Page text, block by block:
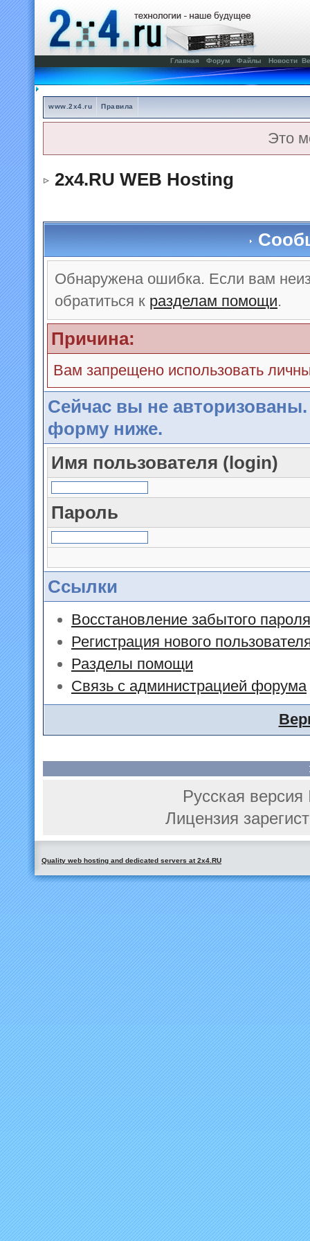
Главная Форум Файлы Новости
www.2x4.ru Правила
Это
2x4.RU WEB Hosting
Обнаружена ошибка. Если вам
обратиться к разделам помощи.
Причина:
Вам запрещено использовать
Сейчас вы не
форму ниже.
Имя пользователя (login)
Пароль
Ссылки
Восстановление забытого пароля
Регистрация нового
Разделы помощи
Связь с администрацией форума
Русская
Лицензия
Quality web hosting and dedicated servers at 2x4.RU